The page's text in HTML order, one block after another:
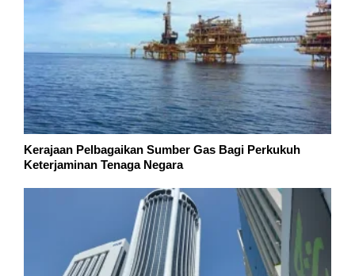
Kerajaan Pelbagaikan Sumber Gas Bagi Perkukuh
Keterjaminan Tenaga Negara